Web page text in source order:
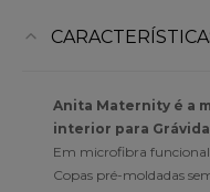
Anita Maternity é a
interior para
Em microfibra funcional
Copas pré-moldadas